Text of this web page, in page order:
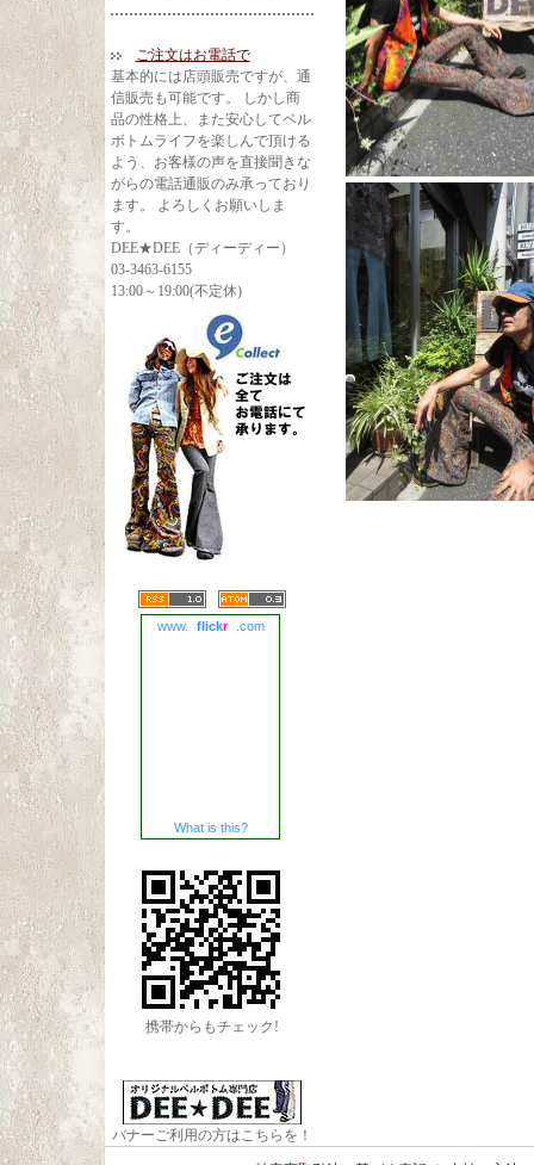
ご注文はお電話で
基本的には店頭販売ですが、通
信販売も可能です。 しかし商
品の性格上、また安心してベル
ボトムライフを楽しんで頂ける
よう、お客様の声を直接聞きな
がらの電話通販のみ承っており
ます。 よろしくお願いしま
す。
DEE★DEE（ディーディー）
03-3463-6155
13:00～19:00(不定休)
www. flickr .com
What is this?
携帯からもチェック!
バナーご利用の方はこちらを！